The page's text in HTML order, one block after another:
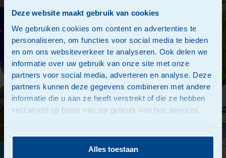
Deze website maakt gebruik van cookies
We gebruiken cookies om content en advertenties te
personaliseren, om functies voor social media te bieden
en om ons websiteverkeer te analyseren. Ook delen we
informatie over uw gebruik van onze site met onze
partners voor social media, adverteren en analyse. Deze
partners kunnen deze gegevens combineren met andere
informatie die u aan ze heeft verstrekt of die ze hebben
verzameld op basis van uw gebruik van hun services.
Alles toestaan